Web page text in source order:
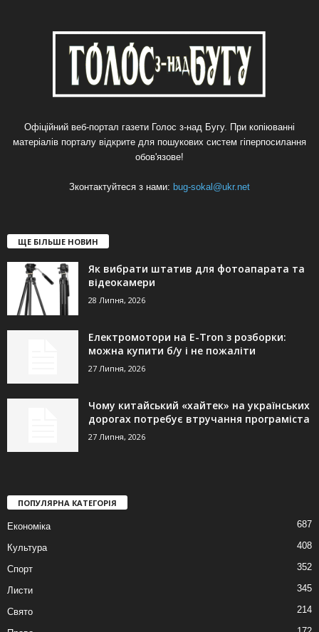
Офіційний веб-портал газети Голос з-над Бугу. При копіюванні
матеріалів порталу відкрите для пошукових систем гіперпосилання
обов'язове!
Зконтактуйтеся з нами: bug-sokal@ukr.net
ЩЕ БІЛЬШЕ НОВИН
Як вибрати штатив для фотоапарата та
відеокамери
28 Липня, 2026
Електромотори на E-Tron з розборки:
можна купити б/у і не пожаліти
27 Липня, 2026
Чому китайський «хайтек» на українських
дорогах потребує втручання програміста
27 Липня, 2026
ПОПУЛЯРНА КАТЕГОРІЯ
Економіка 687
Культура 408
Спорт 352
Листи 345
Свято 214